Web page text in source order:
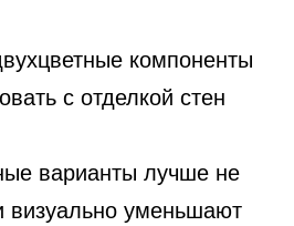
компоненты
с отделкой стен
варианты лучше не
визуально уменьшают